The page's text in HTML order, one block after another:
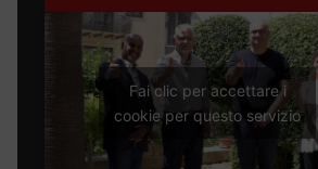
Fai clic per accettare i
cookie per questo servizio